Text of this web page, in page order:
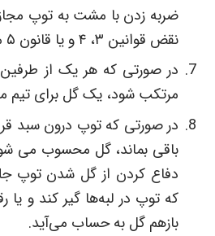
ضربه زدن با مشت به توپ
نقض قوانین ۳، ۴ و یا قانون ۵ می شود.
در صورتی که هر یک از
مرتکب شود، یک گل برای
در صورتی که توپ درون سبد
باقی بماند، گل محسوب می
دفاع کردن از گل شدن توپ
که توپ در لبه‌ها گیر کند و یا
بازهم گل به حساب می‌آید.